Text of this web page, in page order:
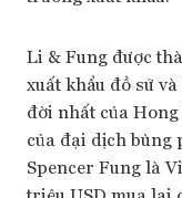
Li & Fung được
xuất khẩu đồ sứ
đời nhất của
của đại dịch bùng
Spencer Fung là